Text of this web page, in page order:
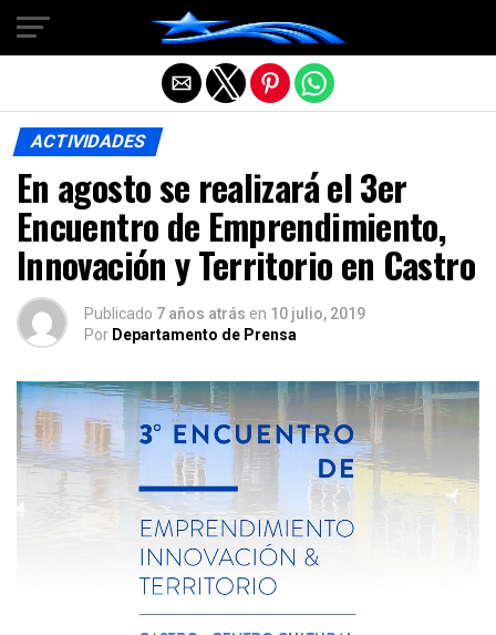
ACTIVIDADES
En agosto se realizará el 3er
Encuentro de Emprendimiento,
Innovación y Territorio en Castro
Publicado 7 años atrás en 10 julio, 2019
Por Departamento de Prensa
Salir de la versión móvil